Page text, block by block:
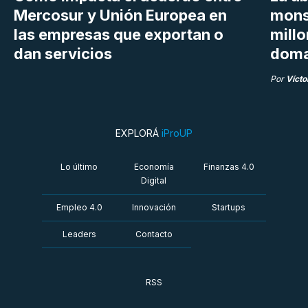
Mercosur y Unión Europea en
las empresas que exportan o
dan servicios
Por
EXPLORÁ iProUP
Lo último
Economía
Digital
Finanzas 4.0
Empleo 4.0 Innovación Startups
Leaders Contacto
RSS